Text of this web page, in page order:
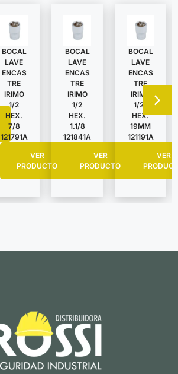
BOCAL
LAVE
ENCAS
TRE
IRIMO
1/2
HEX.
7/8
121791A
VER
PRODUCTO
BOCAL
LAVE
ENCAS
TRE
IRIMO
1/2
HEX.
1.1/8
121841A
VER
PRODUCTO
BOCAL
LAVE
ENCAS
TRE
IRIMO
1/2″
HEX.
19MM
121191A
VER